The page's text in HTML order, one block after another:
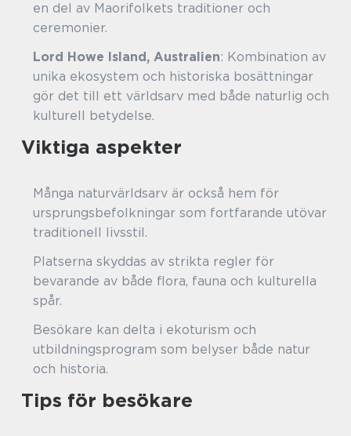
en del av Maorifolkets traditioner och
ceremonier.
Lord Howe Island, Australien: Kombination av
unika ekosystem och historiska bosättningar
gör det till ett världsarv med både naturlig och
kulturell betydelse.
Viktiga aspekter
Många naturvärldsarv är också hem för
ursprungsbefolkningar som fortfarande utövar
traditionell livsstil.
Platserna skyddas av strikta regler för
bevarande av både flora, fauna och kulturella
spår.
Besökare kan delta i ekoturism och
utbildningsprogram som belyser både natur
och historia.
Tips för besökare